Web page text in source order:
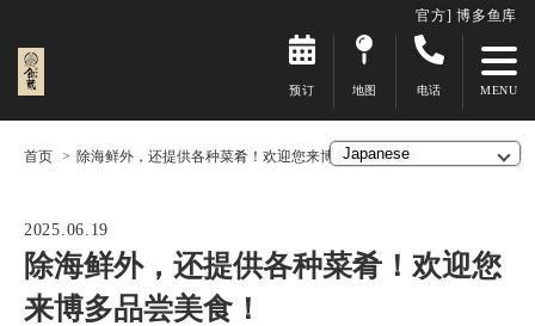
官方] 博多鱼库
预订 地图 电话
首页 除海鲜外，还提供各种菜肴！欢迎您来博多品尝美食！
2025.06.19
除海鲜外，还提供各种菜肴！欢迎您
来博多品尝美食！